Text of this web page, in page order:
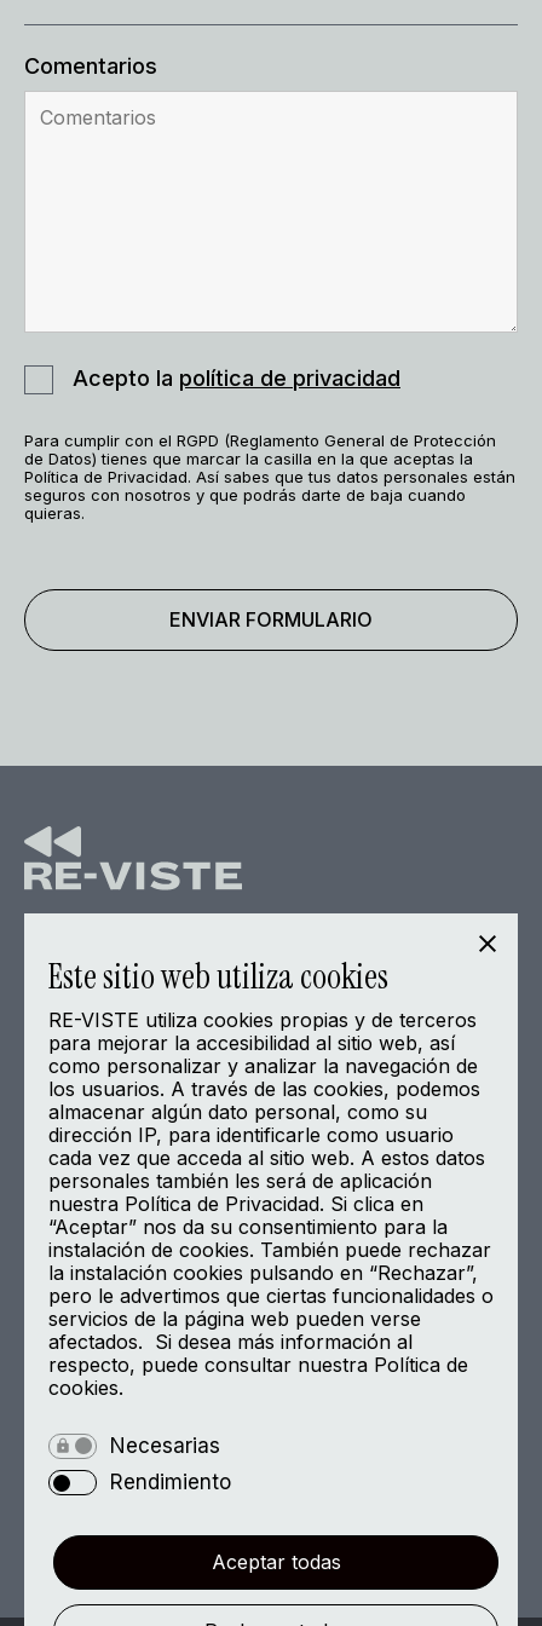
Comentarios
Acepto la política de privacidad
Para cumplir con el RGPD (Reglamento General de Protección
de Datos) tienes que marcar la casilla en la que aceptas la
Política de Privacidad. Así sabes que tus datos personales están
seguros con nosotros y que podrás darte de baja cuando
quieras.
Home
Sobre la Asociación
Proyecto piloto
De actualidad
Gobierno corporativo
Únete/Contacto
Canal de Comunicación
Aviso Legal
Política de Privacidad
Política de Cookies
Encuéntranos en
Calle de Velázquez 108, planta 8
28006 Madrid
Este sitio web utiliza cookies
RE-VISTE utiliza cookies propias y de terceros
para mejorar la accesibilidad al sitio web, así
como personalizar y analizar la navegación de
los usuarios. A través de las cookies, podemos
almacenar algún dato personal, como su
dirección IP, para identificarle como usuario
cada vez que acceda al sitio web. A estos datos
personales también les será de aplicación
nuestra Política de Privacidad. Si clica en
“Aceptar” nos da su consentimiento para la
instalación de cookies. También puede rechazar
la instalación cookies pulsando en “Rechazar”,
pero le advertimos que ciertas funcionalidades o
servicios de la página web pueden verse
afectados. Si desea más información al
respecto, puede consultar nuestra Política de
cookies.
Necesarias
Rendimiento
Aceptar todas